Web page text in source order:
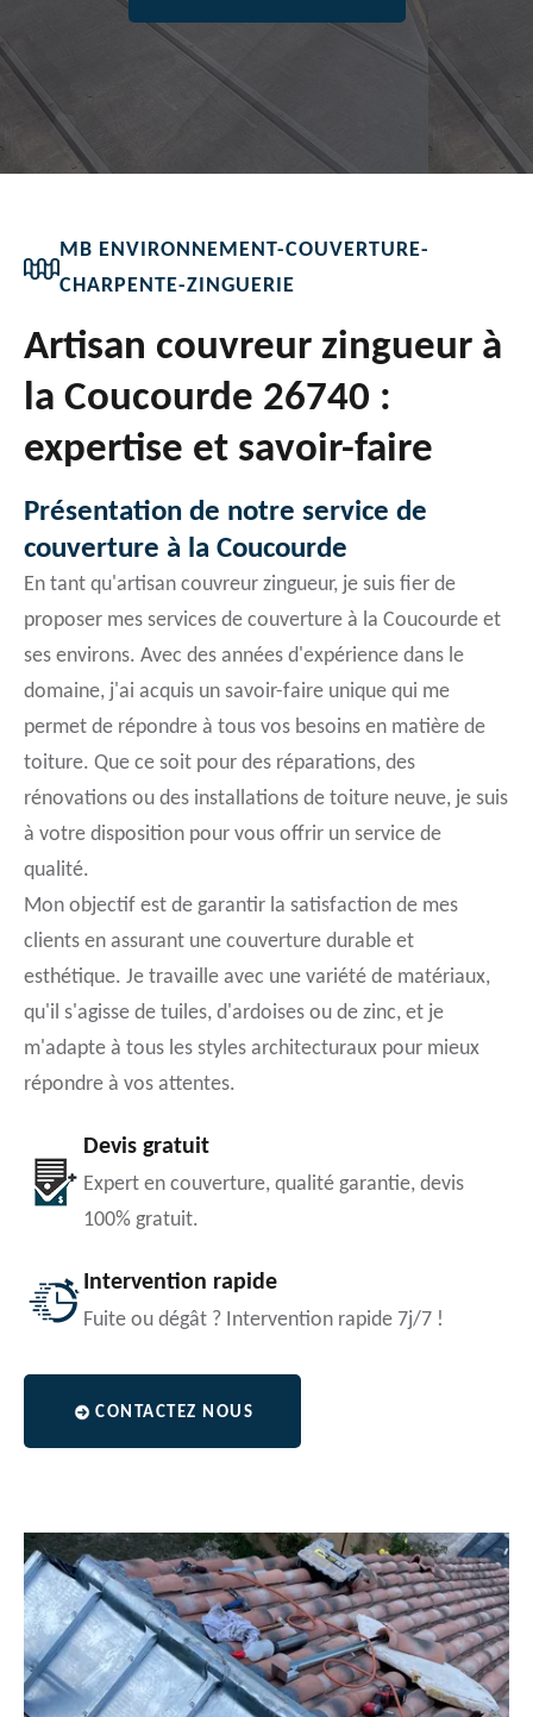
MB ENVIRONNEMENT-COUVERTURE-
CHARPENTE-ZINGUERIE
Artisan couvreur zingueur à
la Coucourde 26740 :
expertise et savoir-faire
Présentation de notre service de
couverture à la Coucourde
En tant qu'artisan couvreur zingueur, je suis fier de
proposer mes services de couverture à la Coucourde et
ses environs. Avec des années d'expérience dans le
domaine, j'ai acquis un savoir-faire unique qui me
permet de répondre à tous vos besoins en matière de
toiture. Que ce soit pour des réparations, des
rénovations ou des installations de toiture neuve, je suis
à votre disposition pour vous offrir un service de
qualité.
Mon objectif est de garantir la satisfaction de mes
clients en assurant une couverture durable et
esthétique. Je travaille avec une variété de matériaux,
qu'il s'agisse de tuiles, d'ardoises ou de zinc, et je
m'adapte à tous les styles architecturaux pour mieux
répondre à vos attentes.
Devis gratuit
Expert en couverture, qualité garantie, devis
100% gratuit.
Intervention rapide
Fuite ou dégât ? Intervention rapide 7j/7 !
CONTACTEZ NOUS